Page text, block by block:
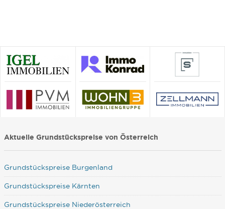
Aktuelle Grundstückspreise von Österreich
Grundstückspreise Burgenland
Grundstückspreise Kärnten
Grundstückspreise Niederösterreich